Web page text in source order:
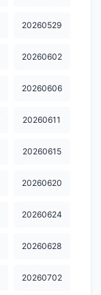
20260529
20260602
20260606
20260611
20260615
20260620
20260624
20260628
20260702